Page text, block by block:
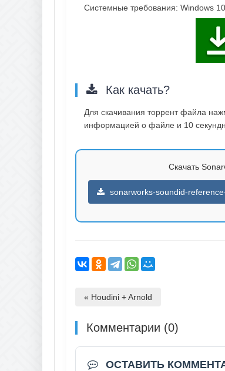
Системные требования: Windows
Как качать?
Для скачивания торрент файла
информацией о файле и 10
Скачать
sonarworks-soundid-
« Houdini + Arnold
Комментарии (0)
ОСТАВИТЬ